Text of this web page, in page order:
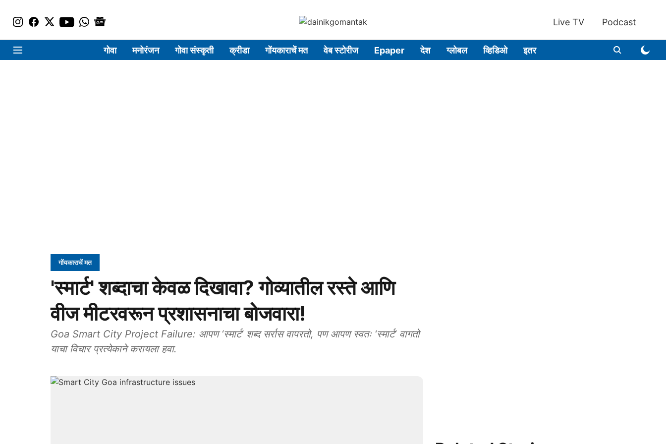
Live TV Podcast
गोवा मनोरंजन गोवा संस्कृती क्रीडा गोंयकाराचें मत वेब स्टोरीज Epaper देश ग्लोबल व्हिडिओ इतर
गोंयकाराचें मत
'स्मार्ट' शब्दाचा केवळ दिखावा? गोव्यातील रस्ते आणि
वीज मीटरवरून प्रशासनाचा बोजवारा!
Goa Smart City Project Failure: आपण ‘स्मार्ट’ शब्द सर्रास वापरतो, पण आपण स्वतः ‘स्मार्ट’ वागतो
याचा विचार प्रत्येकाने करायला हवा.